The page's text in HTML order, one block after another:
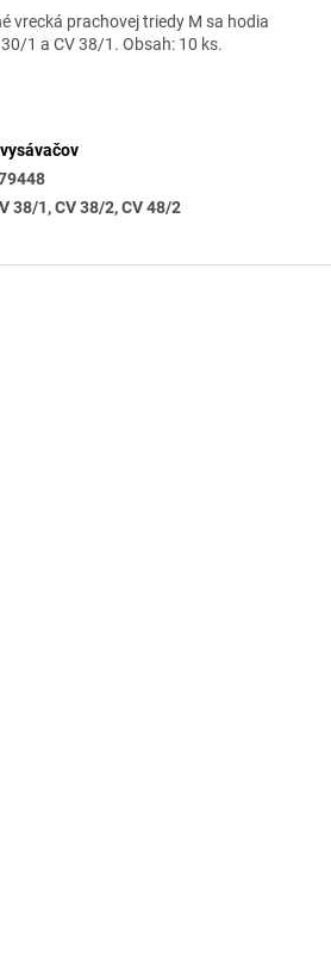
vrecká prachovej triedy M sa hodia
1 a CV 38/1. Obsah: 10 ks.
38/1, CV 38/2, CV 48/2